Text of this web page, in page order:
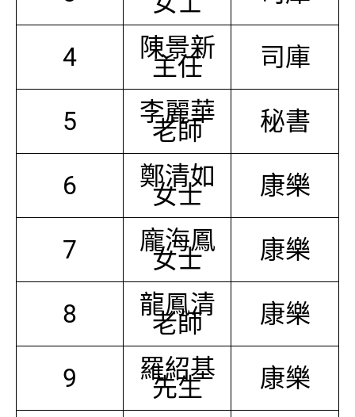
4 陳景新
主任 司庫
5 李麗華
老師 秘書
6 鄭清如
女士 康樂
7 龐海鳳
女士 康樂
8 龍鳳清
老師 康樂
9 羅紹基
先生 康樂